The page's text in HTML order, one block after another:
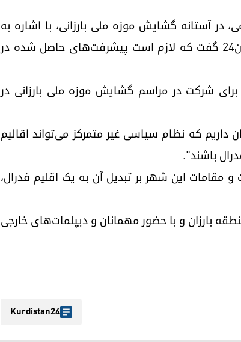
در آستانه گشایش موزه ملی بارزانی، با اشاره به
پیشرفت‌های اقلیم کوردستان، به گزارشگر کوردستان٢٤ گفت که لازم است پیشرفت‌های حاصل شده در
شرکت در مراسم گشایش موزه ملی بارزانی در
داریم که نظام سیاسی غیر متمرکز می‌تواند اقالیم
باشند".
مقامات این شهر بر تبدیل آن به یک اقلیم فدرال،
بارزان و با حضور مهمانان و دیپلمات‌های خارجی
Kurdistan24